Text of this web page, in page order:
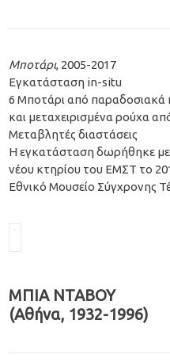
Μποτάρι, 2005-2017
Εγκατάσταση in-situ
6 Μποτάρι από παραδοσιακά
και μεταχειρισμένα ρούχα
Μεταβλητές διαστάσεις
Η εγκατάσταση δωρήθηκε
νέου κτηρίου του ΕΜΣΤ το
Εθνικό Μουσείο Σύγχρονης
ΜΠΙΑ ΝΤΑΒΟΥ
(Αθήνα, 1932-1996)